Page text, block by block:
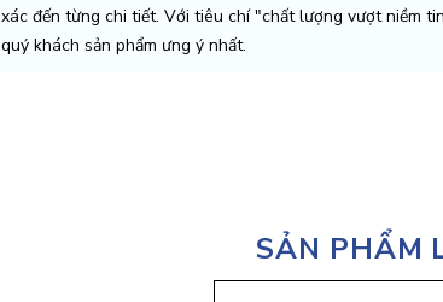
xác đến từng chi tiết. Với tiêu chí "chất lượng vượt niềm
quý khách sản phẩm ưng ý nhất.
SẢN PHẨM